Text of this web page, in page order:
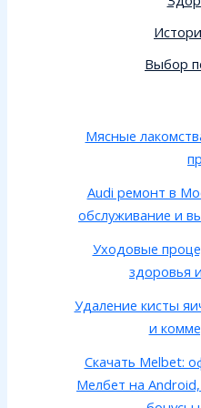
Выбор
Мясные
Audi ремонт в
обслуживание и
Уходовые
здоровья
Удаление кисты
и
Скачать Melbet:
Мелбет на